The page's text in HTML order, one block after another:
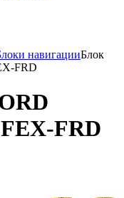
навигацииБлок
FRD
FRD